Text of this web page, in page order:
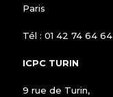
Paris
Tél : 01 42 74 64 64
ICPC TURIN
9 rue de Turin,